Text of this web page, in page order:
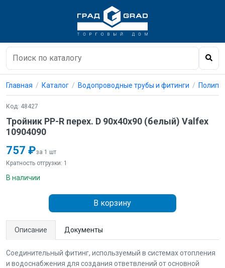
Главная Каталог Водопроводные трубы и фитинги
Код: 48427
Тройник PP-R перех. D 90х40х90 (белый) Valfex
10904090
757 ₽за 1 шт
Кратность отгрузки: 1
В наличии
В корзину
Описание Документы
Соединительный фитинг, используемый в системах отопления
и водоснабжения для создания ответвлений от основной